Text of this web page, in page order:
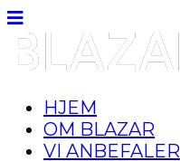
HJEM
OM BLAZAR
VI ANBEFALER